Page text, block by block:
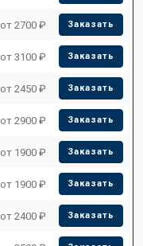
от 2700 ₽ Заказать
от 3100 ₽ Заказать
от 2450 ₽ Заказать
от 2900 ₽ Заказать
от 1900 ₽ Заказать
от 1900 ₽ Заказать
от 2400 ₽ Заказать